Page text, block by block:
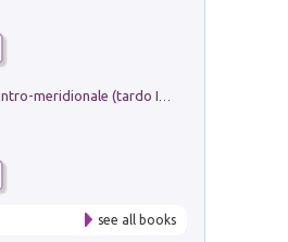
see all books